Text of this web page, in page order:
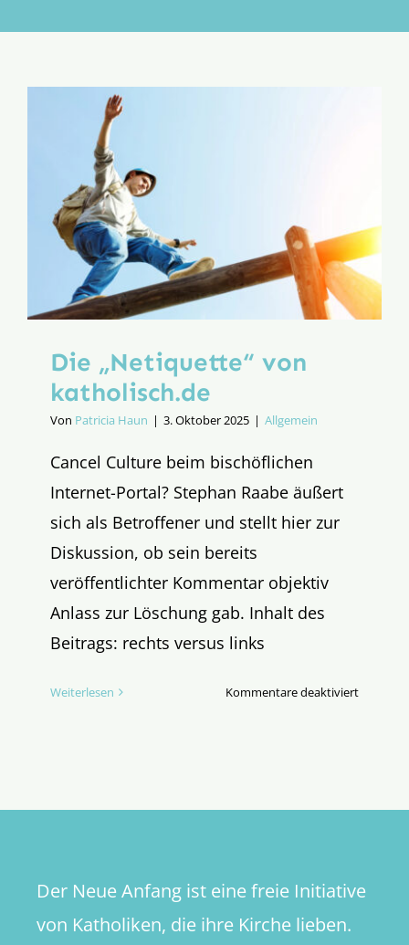
Aktion
Die „Netiquette“ von
katholisch.de
Von Patricia Haun | 3. Oktober 2025 | Allgemein
Cancel Culture beim bischöflichen
Internet-Portal? Stephan Raabe äußert
sich als Betroffener und stellt hier zur
Diskussion, ob sein bereits
veröffentlichter Kommentar objektiv
Anlass zur Löschung gab. Inhalt des
Beitrags: rechts versus links
Weiterlesen Kommentare deaktiviertfür
Der Neue Anfang ist eine freie Initiative
von Katholiken, die ihre Kirche lieben.